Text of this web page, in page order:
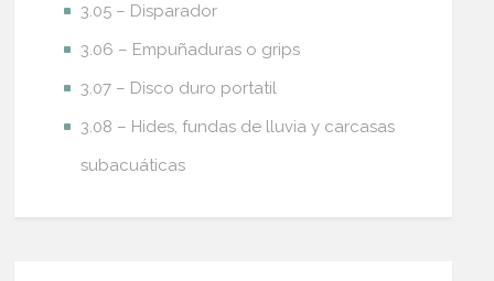
3.05 – Disparador
3.06 – Empuñaduras o grips
3.07 – Disco duro portatil
3.08 – Hides, fundas de lluvia y carcasas
subacuáticas